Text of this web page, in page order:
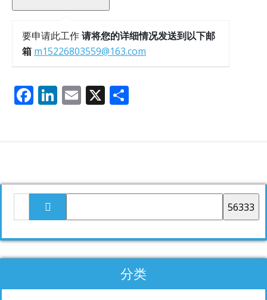
要申请此工作请将您的详细情况发送到以下邮
箱 m15226803559@163.com
F
o
Li
n
E X
分类